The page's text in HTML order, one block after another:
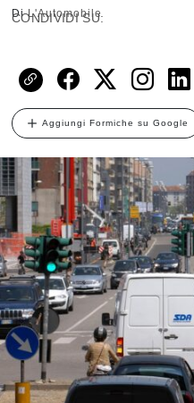
DiL'Automobile
CONDIVIDI SU:
Aggiungi Formiche su Google